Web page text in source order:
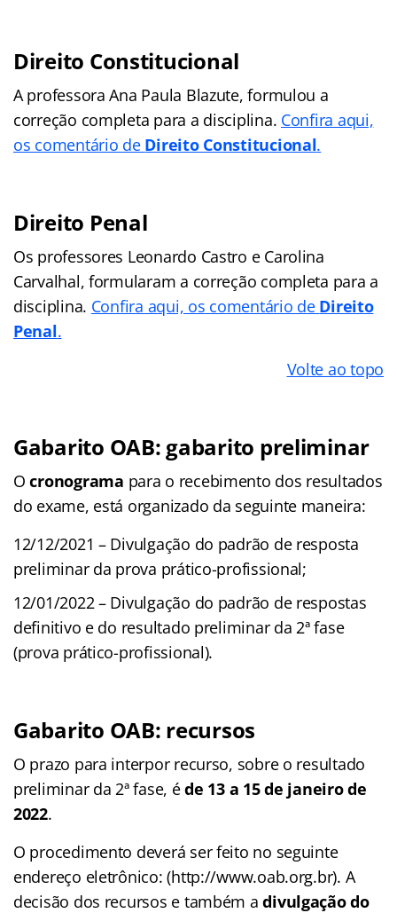
Direito Constitucional
A professora Ana Paula Blazute, formulou a
correção completa para a disciplina. Confira aqui,
os comentário de Direito Constitucional.
Direito Penal
Os professores Leonardo Castro e Carolina
Carvalhal, formularam a correção completa para a
disciplina. Confira aqui, os comentário de Direito
Penal.
Volte ao topo
Gabarito OAB: gabarito preliminar
Ocronograma para o recebimento dos resultados
do exame, está organizado da seguinte maneira:
12/12/2021 – Divulgação do padrão de resposta
preliminar da prova prático-profissional;
12/01/2022 – Divulgação do padrão de respostas
definitivo e do resultado preliminar da 2ª fase
(prova prático-profissional).
Gabarito OAB: recursos
O prazo para interpor recurso, sobre o resultado
preliminar da 2ª fase, éde 13 a 15 de janeiro de
2022.
O procedimento deverá ser feito no seguinte
endereço eletrônico: (http://www.oab.org.br). A
decisão dos recursos e também adivulgação do